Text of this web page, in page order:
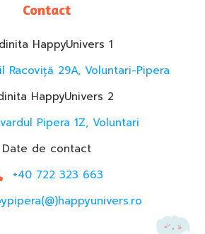
Contact
HappyUnivers 1
Racoviță 29A, Voluntari-Pipera
HappyUnivers 2
Pipera 1Z, Voluntari
Date de contact
+40 722 323 663